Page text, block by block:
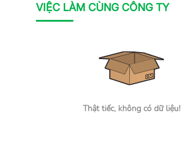
VIỆC LÀM CÙNG CÔNG TY
Thật tiếc, không có dữ liệu!